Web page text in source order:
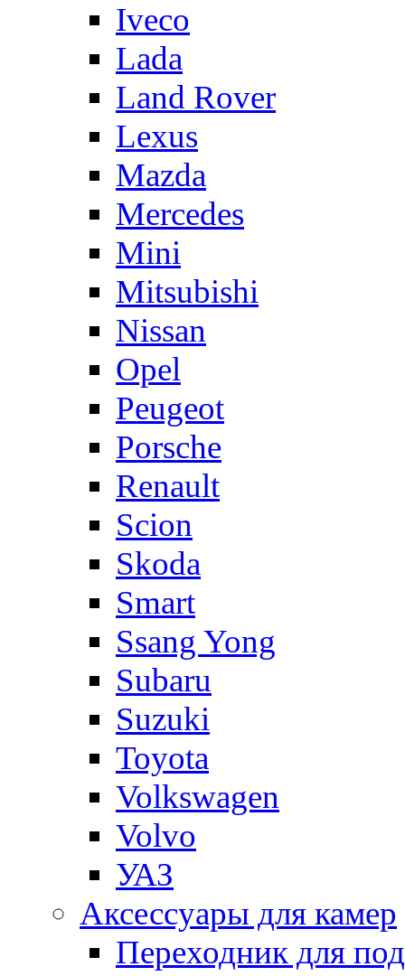
Iveco
Lada
Land Rover
Lexus
Mazda
Mercedes
Mini
Mitsubishi
Nissan
Opel
Peugeot
Porsche
Renault
Scion
Skoda
Smart
Ssang Yong
Subaru
Suzuki
Toyota
Volkswagen
Volvo
УАЗ
Аксессуары для камер
Переходник для